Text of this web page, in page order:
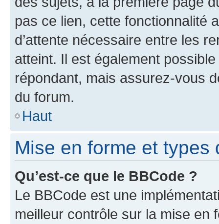
pas ce lien, cette fonctionnalité
d’attente nécessaire entre les
atteint. Il est également
répondant, mais assurez-vous
du forum.
Haut
Mise en forme et types
Qu’est-ce que le BBCode ?
Le BBCode est une
meilleur contrôle sur la mise en